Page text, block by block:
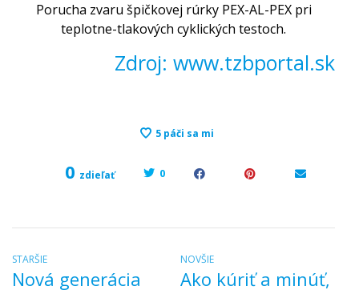
Porucha zvaru špičkovej rúrky PEX-AL-PEX pri
teplotne-tlakových cyklických testoch.
Zdroj: www.tzbportal.sk
5páči sa mi
0 zdieľať 0
Navigácia
STARŠIEPredchádzajúci
článok:
Nová generácia
NOVŠIENasledujúci
príspevok
Ako kúriť a minúť,